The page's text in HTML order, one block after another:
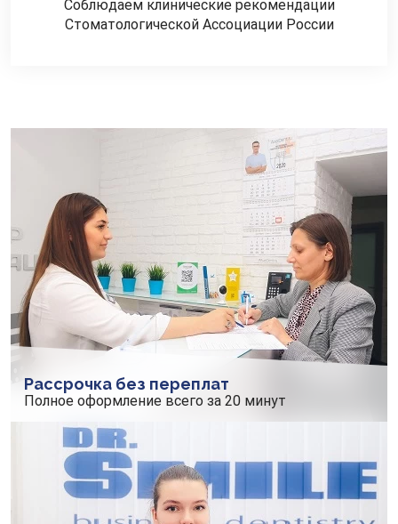
Соблюдаем клинические рекомендации
Стоматологической Ассоциации России
Рассрочка без переплат
Полное оформление всего за 20 минут